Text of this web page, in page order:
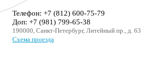
Телефон: +7 (812) 600-75-79
Доп: +7 (981) 799-65-38
190000, Санкт-Петербург, Литейный пр., д. 63
Схема проезда